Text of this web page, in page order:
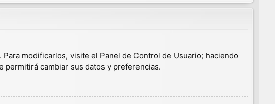
modificarlos, visite el Panel de Control de Usuario; haciendo
permitirá cambiar sus datos y preferencias.